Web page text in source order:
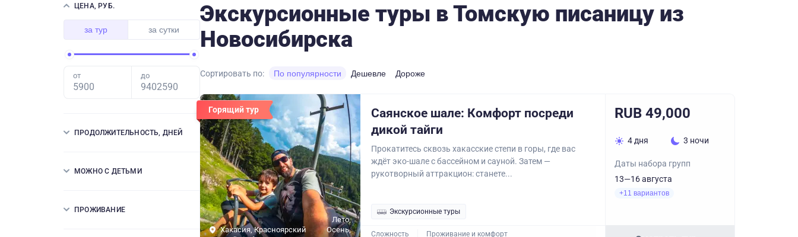
ЦЕНА, РУБ.
за тур за сутки
от до
ПРОДОЛЖИТЕЛЬНОСТЬ, ДНЕЙ
МОЖНО С ДЕТЬМИ
ПРОЖИВАНИЕ
Экскурсионные туры в Томскую писаницу из
Новосибирска
Сортировать по: По популярности Дешевле Дороже
Горящий тур
Хакасия, Красноярский
Лето,
Осень,
Саянское шале: Комфорт посреди
дикой тайги
Прокатитесь сквозь хакасские степи в горы, где вас
ждёт эко-шале с бассейном и сауной. Затем —
рукотворный аттракцион: станете...
Экскурсионные туры
Сложность
Проживание и комфорт
RUB 49,000
4 дня 3 ночи
Даты набора групп
13—16 августа
+11 вариантов